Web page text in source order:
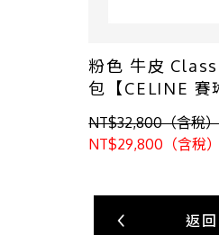
粉色 牛皮
包【CELINE 賽
NT$32,800（含稅
NT$29,800（含稅）
返回